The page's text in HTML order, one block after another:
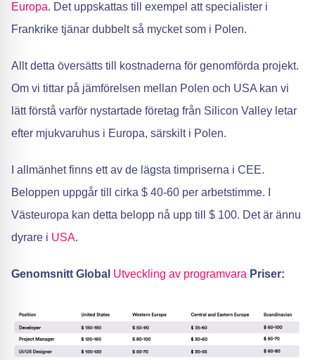
Europa. Det uppskattas till exempel att specialister i
Frankrike tjänar dubbelt så mycket som i Polen.
Allt detta översätts till kostnaderna för genomförda projekt.
Om vi tittar på jämförelsen mellan Polen och USA kan vi
lätt förstå varför nystartade företag från Silicon Valley letar
efter mjukvaruhus i Europa, särskilt i Polen.
I allmänhet finns ett av de lägsta timpriserna i CEE.
Beloppen uppgår till cirka $ 40-60 per arbetstimme. I
Västeuropa kan detta belopp nå upp till $ 100. Det är ännu
dyrare i USA.
Genomsnitt Global Utveckling av programvara Priser: